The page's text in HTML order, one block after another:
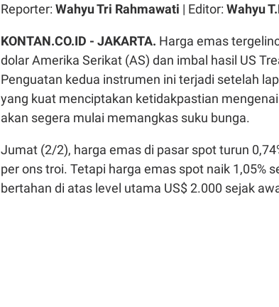
Reporter: Wahyu Tri Rahmawati | Editor: Wahyu
KONTAN.CO.ID - JAKARTA. Harga emas
dolar Amerika Serikat (AS) dan imbal hasil US
Penguatan kedua instrumen ini terjadi setelah
yang kuat menciptakan ketidakpastian
akan segera mulai memangkas suku bunga.
Jumat (2/2), harga emas di pasar spot turun
per ons troi. Tetapi harga emas spot naik 1,05%
bertahan di atas level utama US$ 2.000 sejak